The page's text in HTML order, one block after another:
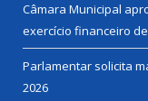
Câmara Municipal
exercício financeiro
Parlamentar solicita
2026